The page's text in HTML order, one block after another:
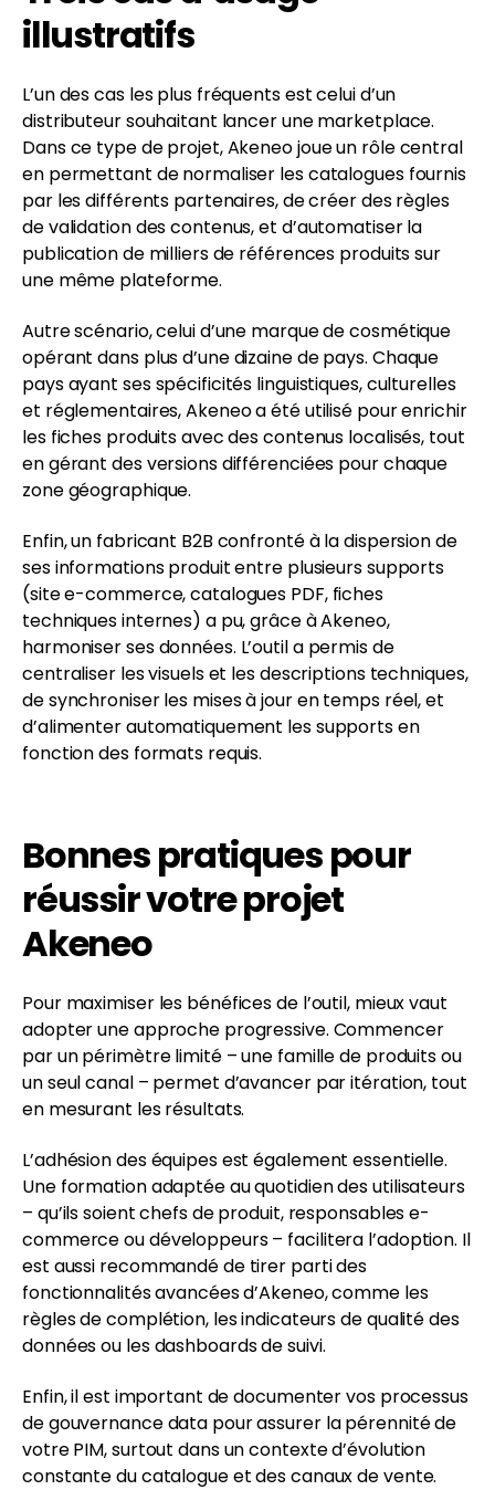
illustratifs
L’un des cas les plus fréquents est celui d’un
distributeur souhaitant lancer une marketplace.
Dans ce type de projet, Akeneo joue un rôle central
en permettant de normaliser les catalogues fournis
par les différents partenaires, de créer des règles
de validation des contenus, et d’automatiser la
publication de milliers de références produits sur
une même plateforme.
Autre scénario, celui d’une marque de cosmétique
opérant dans plus d’une dizaine de pays. Chaque
pays ayant ses spécificités linguistiques, culturelles
et réglementaires, Akeneo a été utilisé pour enrichir
les fiches produits avec des contenus localisés, tout
en gérant des versions différenciées pour chaque
zone géographique.
Enfin, un fabricant B2B confronté à la dispersion de
ses informations produit entre plusieurs supports
(site e-commerce, catalogues PDF, fiches
techniques internes) a pu, grâce à Akeneo,
harmoniser ses données. L’outil a permis de
centraliser les visuels et les descriptions techniques,
de synchroniser les mises à jour en temps réel, et
d’alimenter automatiquement les supports en
fonction des formats requis.
Bonnes pratiques pour
réussir votre projet
Akeneo
Pour maximiser les bénéfices de l’outil, mieux vaut
adopter une approche progressive. Commencer
par un périmètre limité – une famille de produits ou
un seul canal – permet d’avancer par itération, tout
en mesurant les résultats.
L’adhésion des équipes est également essentielle.
Une formation adaptée au quotidien des utilisateurs
– qu’ils soient chefs de produit, responsables e-
commerce ou développeurs – facilitera l’adoption. Il
est aussi recommandé de tirer parti des
fonctionnalités avancées d’Akeneo, comme les
règles de complétion, les indicateurs de qualité des
données ou les dashboards de suivi.
Enfin, il est important de documenter vos processus
de gouvernance data pour assurer la pérennité de
votre PIM, surtout dans un contexte d’évolution
constante du catalogue et des canaux de vente.